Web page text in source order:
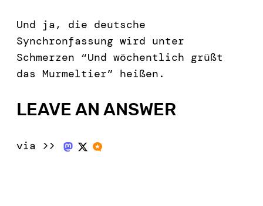
Und ja, die deutsche
Synchronfassung wird unter
Schmerzen “Und wöchentlich grüßt
das Murmeltier” heißen.
LEAVE AN ANSWER
via >>